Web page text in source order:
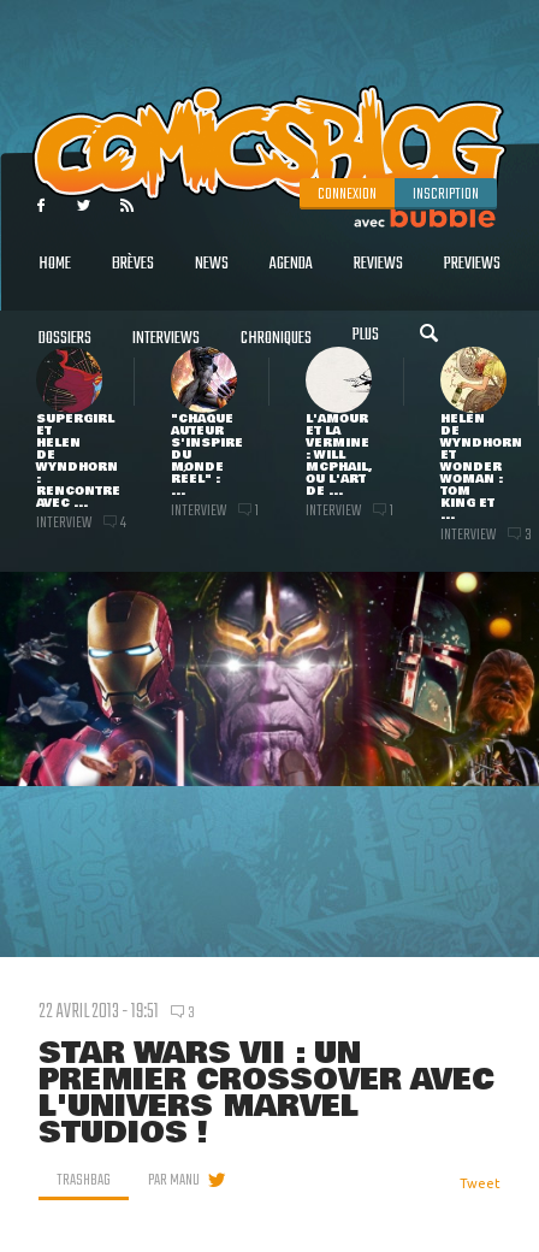
CONNEXION INSCRIPTION
HOME BRÈVES NEWS AGENDA REVIEWS PREVIEWS
DOSSIERS INTERVIEWS CHRONIQUES PLUS
SUPERGIRL
ET
HELEN
DE
WYNDHORN
:
RENCONTRE
AVEC ...
INTERVIEW 4
"CHAQUE
AUTEUR
S'INSPIRE
DU
MONDE
RÉEL" :
...
INTERVIEW 1
L'AMOUR
ET LA
VERMINE
: WILL
MCPHAIL,
OU L'ART
DE ...
INTERVIEW 1
HELEN
DE
WYNDHORN
ET
WONDER
WOMAN :
TOM
KING ET
...
INTERVIEW 3
22 AVRIL 2013 - 19:51 3
STAR WARS VII : UN
PREMIER CROSSOVER AVEC
L'UNIVERS MARVEL
STUDIOS !
TRASHBAG PARMANU Tweet